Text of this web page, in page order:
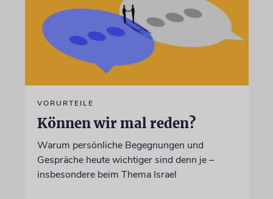
VORURTEILE
Können wir mal reden?
Warum persönliche Begegnungen und
Gespräche heute wichtiger sind denn je –
insbesondere beim Thema Israel